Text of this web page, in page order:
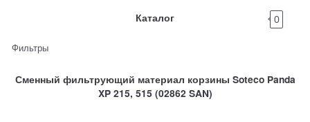
Каталог 0
Фильтры
Сменный фильтрующий материал корзины Soteco Panda
XP 215, 515 (02862 SAN)